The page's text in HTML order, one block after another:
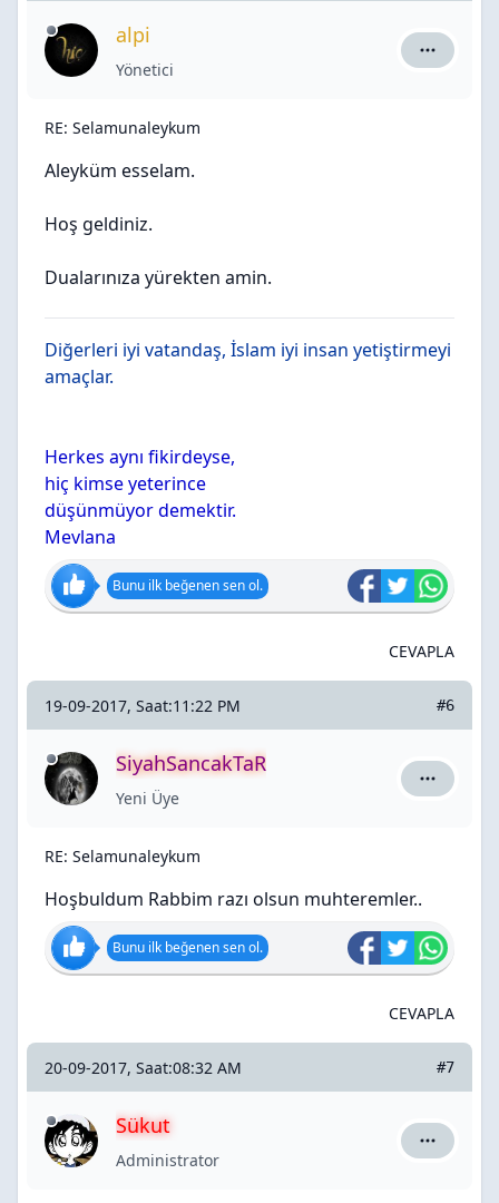
alpi
Yönetici alpi için
RE: Selamunaleykum
Aleyküm esselam.
Hoş geldiniz.
Dualarınıza yürekten amin.
Diğerleri iyi vatandaş, İslam iyi insan yetiştirmeyi
amaçlar.
Herkes aynı fikirdeyse,
hiç kimse yeterince
düşünmüyor demektir.
Mevlana
Bunu ilk beğenen sen ol.
CEVAPLA
19-09-2017, Saat:11:22 PM #6
SiyahSancakTaR
Yeni Üye
RE: Selamunaleykum
Hoşbuldum Rabbim razı olsun muhteremler..
Bunu ilk beğenen sen ol.
CEVAPLA
20-09-2017, Saat:08:32 AM #7
Sükut
Administrator Sükut